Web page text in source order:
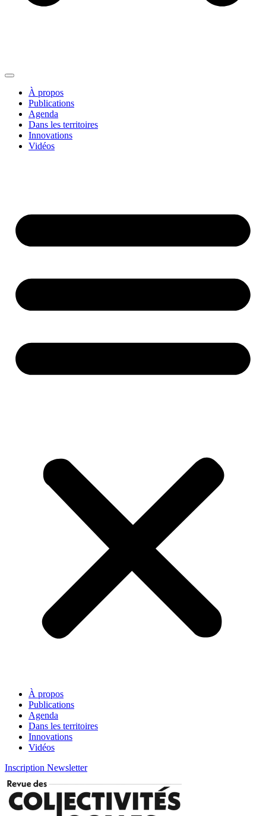
À propos
Publications
Agenda
Dans les territoires
Innovations
Vidéos
À propos
Publications
Agenda
Dans les territoires
Innovations
Vidéos
Inscription Newsletter